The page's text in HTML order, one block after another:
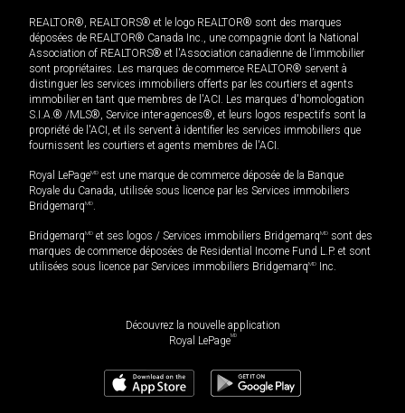
REALTOR®, REALTORS® et le logo REALTOR® sont des marques
déposées de REALTOR® Canada Inc., une compagnie dont la National
Association of REALTORS® et l'Association canadienne de l’immobilier
sont propriétaires. Les marques de commerce REALTOR® servent à
distinguer les services immobiliers offerts par les courtiers et agents
immobilier en tant que membres de l'ACI. Les marques d'homologation
S.I.A.® /MLS®, Service inter-agences®, et leurs logos respectifs sont la
propriété de l'ACI, et ils servent à identifier les services immobiliers que
fournissent les courtiers et agents membres de l'ACI.
Royal LePageMD est une marque de commerce déposée de la Banque
Royale du Canada, utilisée sous licence par les Services immobiliers
BridgemarqMD
BridgemarqMD et ses logos / Services immobiliers BridgemarqMD sont des
marques de commerce déposées de Residential Income Fund L.P. et sont
utilisées sous licence par Services immobiliers BridgemarqMD Inc.
Découvrez la nouvelle application
Royal LePageMD